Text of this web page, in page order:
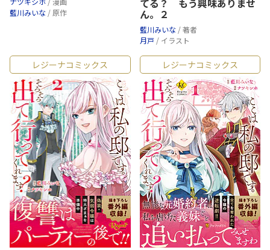
藍川みいな / 原作 ん。２
藍川みいな / 著者
月戸 / イラスト
レジーナコミックス レジーナコミックス